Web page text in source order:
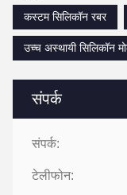
संपर्क
संपर्क:
टेलीफोन:
कस्टम सिलिकॉन रबर
उच्च अस्थायी सिलिकॉन